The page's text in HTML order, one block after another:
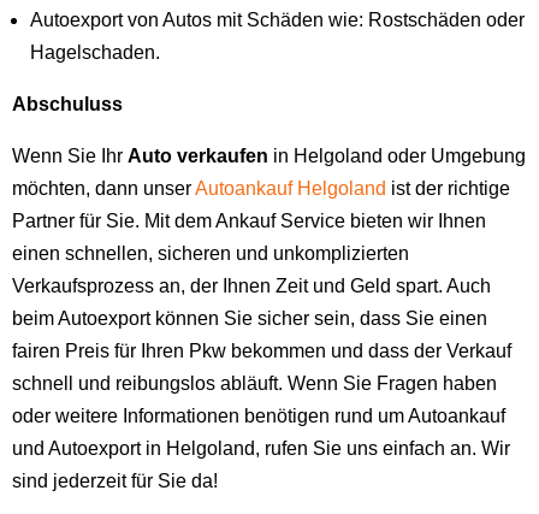
Autoexport von Autos mit Schäden wie: Rostschäden oder
Hagelschaden.
Abschuluss
Wenn Sie Ihr Auto verkaufen in Helgoland oder Umgebung
möchten, dann unserAutoankauf Helgoland ist der richtige
Partner für Sie. Mit dem Ankauf Service bieten wir Ihnen
einen schnellen, sicheren und unkomplizierten
Verkaufsprozess an, der Ihnen Zeit und Geld spart. Auch
beim Autoexport können Sie sicher sein, dass Sie einen
fairen Preis für Ihren Pkw bekommen und dass der Verkauf
schnell und reibungslos abläuft. Wenn Sie Fragen haben
oder weitere Informationen benötigen rund um Autoankauf
und Autoexport in Helgoland, rufen Sie uns einfach an. Wir
sind jederzeit für Sie da!